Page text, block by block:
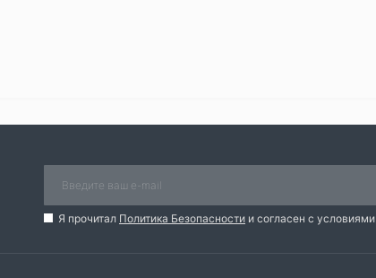
Я прочитал Политика Безопасности и согласен с условиями